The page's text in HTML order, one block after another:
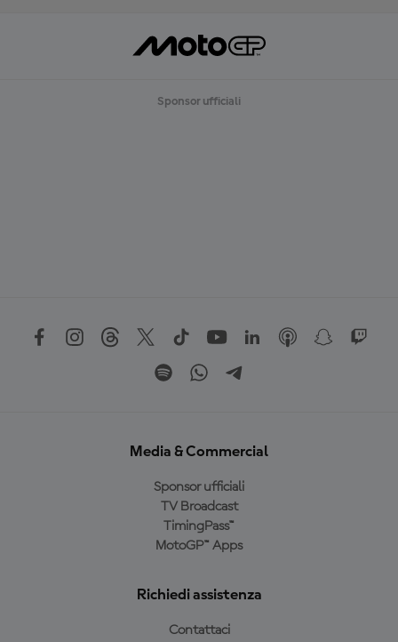
Sponsor ufficiali
Media & Commercial
Sponsor ufficiali
TV Broadcast
TimingPass™
MotoGP™ Apps
Richiedi assistenza
Contattaci